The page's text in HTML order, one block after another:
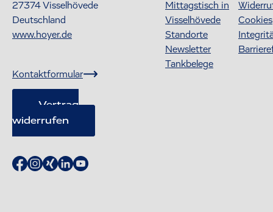
27374Visselhövede
Deutschland
www.hoyer.de
Kontaktformular
Vertrag
widerrufen
Mittagstisch in
Visselhövede
Standorte
Newsletter
Tankbelege
Cookies